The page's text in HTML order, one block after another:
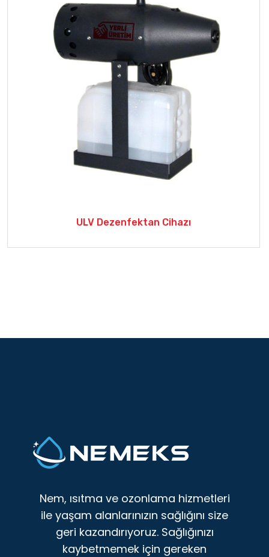
ULV Dezenfektan Cihazı
Nem, ısıtma ve ozonlama hizmetleri
ile yaşam alanlarınızın sağlığını size
geri kazandırıyoruz. Sağlığınızı
kaybetmemek için gereken